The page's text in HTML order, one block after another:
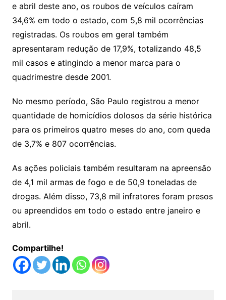
e abril deste ano, os roubos de veículos caíram
34,6% em todo o estado, com 5,8 mil ocorrências
registradas. Os roubos em geral também
apresentaram redução de 17,9%, totalizando 48,5
mil casos e atingindo a menor marca para o
quadrimestre desde 2001.
No mesmo período, São Paulo registrou a menor
quantidade de homicídios dolosos da série histórica
para os primeiros quatro meses do ano, com queda
de 3,7% e 807 ocorrências.
As ações policiais também resultaram na apreensão
de 4,1 mil armas de fogo e de 50,9 toneladas de
drogas. Além disso, 73,8 mil infratores foram presos
ou apreendidos em todo o estado entre janeiro e
abril.
Compartilhe!